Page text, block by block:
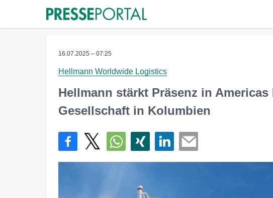
16.07.2025 – 07:25
Hellmann Worldwide Logistics
Hellmann stärkt Präsenz in
Gesellschaft in Kolumbien